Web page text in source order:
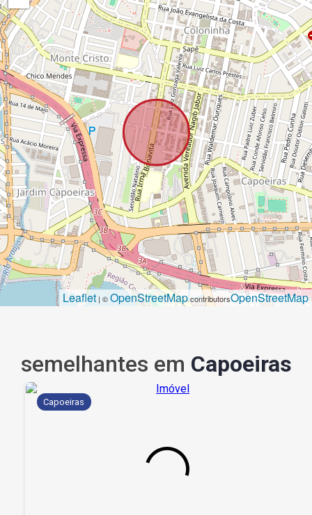
Leaflet | ©OpenStreetMapcontributorsOpenStreetMap
semelhantes em Capoeiras
Capoeiras